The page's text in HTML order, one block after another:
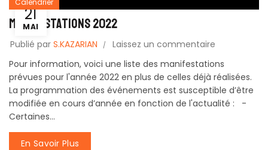
21
MAI
Calendrier
MANIFESTATIONS 2022
Publié par S.KAZARIAN
Laissez un commentaire
Pour information, voici une liste des manifestations
prévues pour l'année 2022 en plus de celles déjà réalisées.
La programmation des événements est susceptible d’être
modifiée en cours d’année en fonction de l'actualité : -
Certaines...
En Savoir Plus